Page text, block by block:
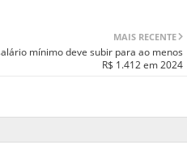
MAIS RECENTE
mínimo deve subir para ao menos
R$ 1.412 em 2024